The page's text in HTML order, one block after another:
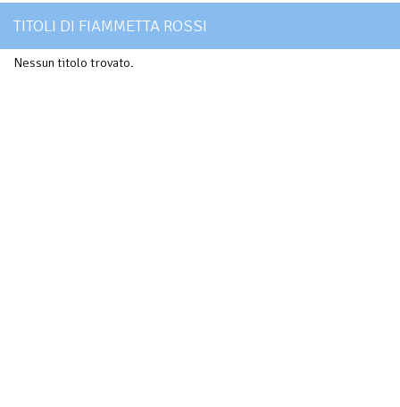
TITOLI DI FIAMMETTA ROSSI
Nessun titolo trovato.